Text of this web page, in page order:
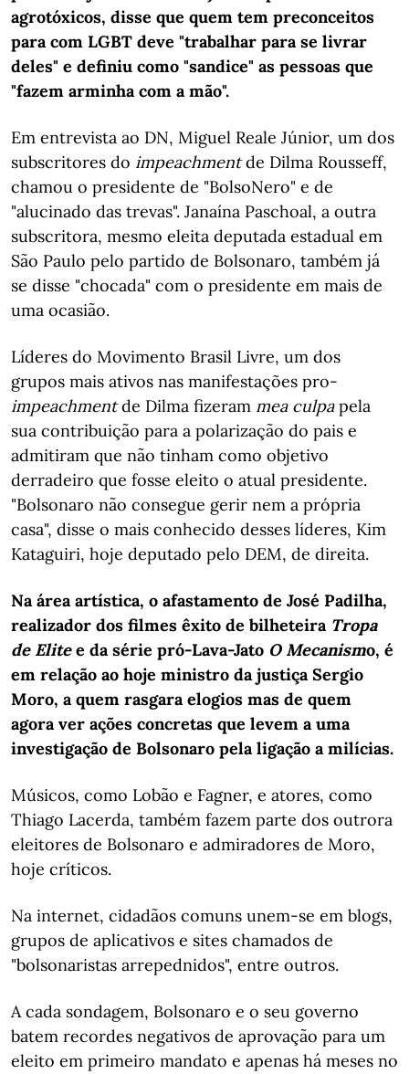
agrotóxicos, disse que quem tem preconceitos
para com LGBT deve "trabalhar para se livrar
deles" e definiu como "sandice" as pessoas que
"fazem arminha com a mão".
Em entrevista ao DN, Miguel Reale Júnior, um dos
subscritores do impeachmentde Dilma Rousseff,
chamou o presidente de "BolsoNero" e de
"alucinado das trevas". Janaína Paschoal, a outra
subscritora, mesmo eleita deputada estadual em
São Paulo pelo partido de Bolsonaro, também já
se disse "chocada" com o presidente em mais de
uma ocasião.
Líderes do Movimento Brasil Livre, um dos
grupos mais ativos nas manifestações pro-
impeachmentde Dilma fizeram mea culpapela
sua contribuição para a polarização do pais e
admitiram que não tinham como objetivo
derradeiro que fosse eleito o atual presidente.
"Bolsonaro não consegue gerir nem a própria
casa", disse o mais conhecido desses líderes, Kim
Kataguiri, hoje deputado pelo DEM, de direita.
Na área artística, o afastamento de José Padilha,
realizador dos filmes êxito de bilheteira Tropa
de Elitee da série pró-Lava-Jato O Mecanismo, é
em relação ao hoje ministro da justiça Sergio
Moro, a quem rasgara elogios mas de quem
agora ver ações concretas que levem a uma
investigação de Bolsonaro pela ligação a milícias.
Músicos, como Lobão e Fagner, e atores, como
Thiago Lacerda, também fazem parte dos outrora
eleitores de Bolsonaro e admiradores de Moro,
hoje críticos.
Na internet, cidadãos comuns unem-se em blogs,
grupos de aplicativos e sites chamados de
"bolsonaristas arrepednidos", entre outros.
A cada sondagem, Bolsonaro e o seu governo
batem recordes negativos de aprovação para um
eleito em primeiro mandato e apenas há meses no